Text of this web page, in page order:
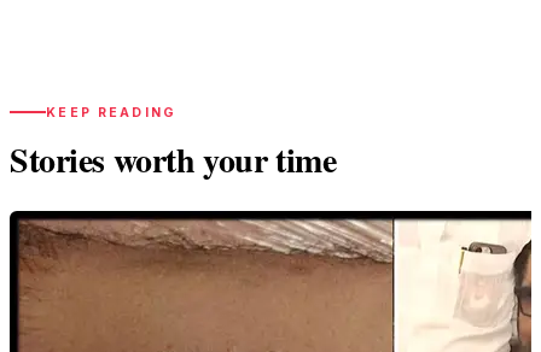
KEEP READING
Stories worth your time